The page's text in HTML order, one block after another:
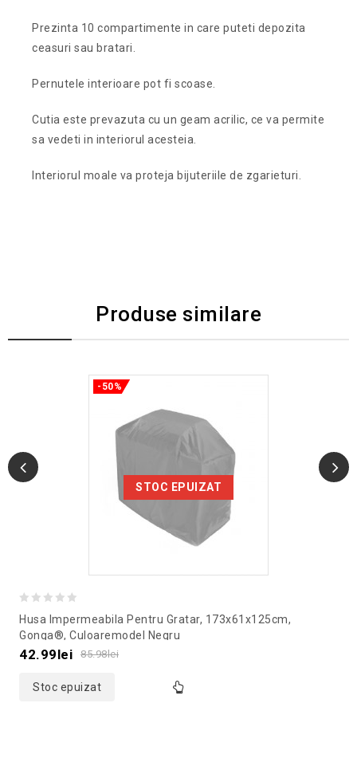
Prezinta 10 compartimente in care puteti depozita
ceasuri sau bratari.
Pernutele interioare pot fi scoase.
Cutia este prevazuta cu un geam acrilic, ce va permite
sa vedeti in interiorul acesteia.
Interiorul moale va proteja bijuteriile de zgarieturi.
Produse similare
STOC EPUIZAT
-50%
out
of
Husa Impermeabila Pentru Gratar, 173x61x125cm,
Gonga®, Culoaremodel Negru
85.98lei
42.99lei
Stoc epuizat